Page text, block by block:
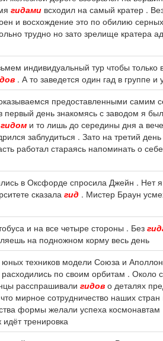
гидами всходил на самый кратер .
и восхождение это по обилию
трудно но зато зрелище кратера
индивидуальный тур чтобы только
. А то заведется один гад в группе и
предоставленными самим
день знакомясь с заводом я
гидом и то лишь до середины дня а
заблудиться . Зато на третий
работал стараясь напоминать о
в Оксфорде спросила Джейн . Нет
сказала гид . Мистер Браун
и на все четыре стороны . Без
на подножном корму весь день
техников модели Союза и
по своим орбитам . Около
расспрашивали гидов о деталях
мирное сотрудничество наших
формы желали успеха
идёт тренировка